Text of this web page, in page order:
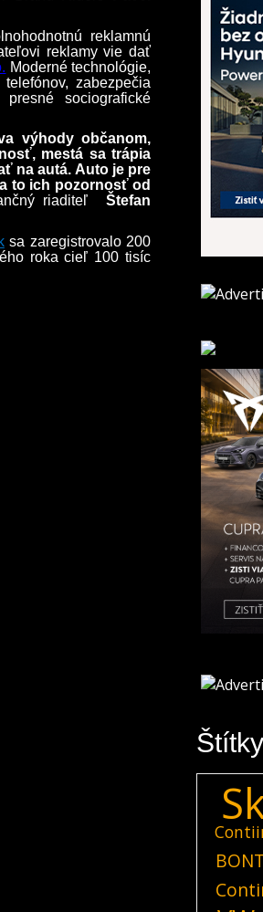
reklamnú
reklamy vie dať
. Moderné technológie,
zabezpečia
sociografické
výhody občanom,
mestá sa trápia
na autá. Auto je pre
to ich pozornosť od
riaditeľ Štefan
sa zaregistrovalo 200
roka cieľ 100 tisíc
Štítky